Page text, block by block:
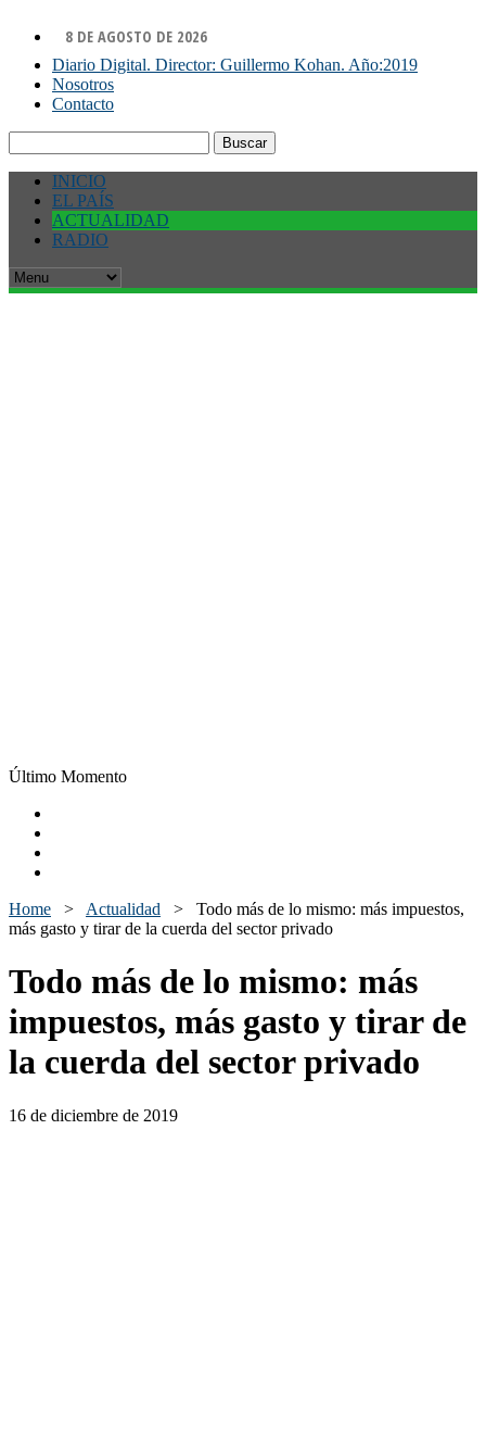
8 DE AGOSTO DE 2026
Diario Digital. Director: Guillermo Kohan. Año:2019
Nosotros
Contacto
INICIO
EL PAÍS
ACTUALIDAD
RADIO
Último Momento
Home > Actualidad > Todo más de lo mismo: más impuestos,
más gasto y tirar de la cuerda del sector privado
Todo más de lo mismo: más
impuestos, más gasto y tirar de
la cuerda del sector privado
16 de diciembre de 2019